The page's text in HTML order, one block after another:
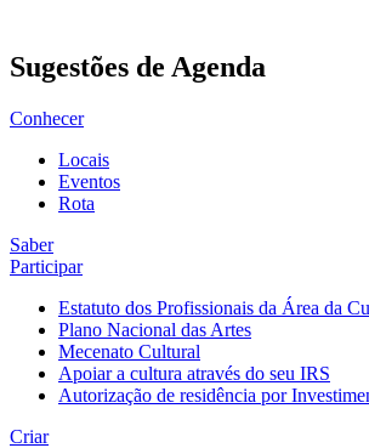
Sugestões de Agenda
Conhecer
Locais
Eventos
Rota
Saber
Participar
Estatuto dos Profissionais da Área da
Plano Nacional das Artes
Mecenato Cultural
Apoiar a cultura através do seu IRS
Autorização de residência por
Criar